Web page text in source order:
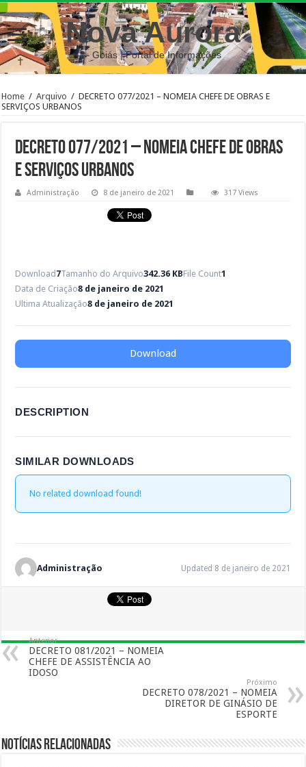
Nova Aurora
– Goiás | Portal de Informações
Home / Arquivo / DECRETO 077/2021 – NOMEIA CHEFE DE OBRAS E
SERVIÇOS URBANOS
DECRETO 077/2021 – NOMEIA CHEFE DE OBRAS
E SERVIÇOS URBANOS
Administração 8 de janeiro de 2021 317 Views
Download 7Tamanho do Arquivo342.36 KBFile Count1
Data de Criação8 de janeiro de 2021
Ultima Atualização8 de janeiro de 2021
Download
DESCRIPTION
SIMILAR DOWNLOADS
No related download found!
Administração Updated 8 de janeiro de 2021
Anterior
DECRETO 081/2021 – NOMEIA
CHEFE DE ASSISTÊNCIA AO
IDOSO
Próximo
DECRETO 078/2021 – NOMEIA
DIRETOR DE GINÁSIO DE
ESPORTE
Notícias Relacionadas